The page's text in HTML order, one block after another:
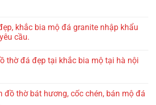
khắc bia mộ đá granite nhập khẩu
cầu.
thờ đá đẹp tại khắc bia mộ tại hà nội
đồ thờ bát hương, cốc chén, bán mộ đá